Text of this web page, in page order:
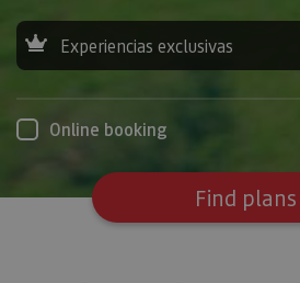
Experiencias exclusivas
Online booking
Find plans